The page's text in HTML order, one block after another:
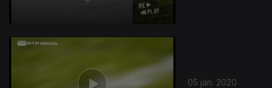
05 jan. 2020